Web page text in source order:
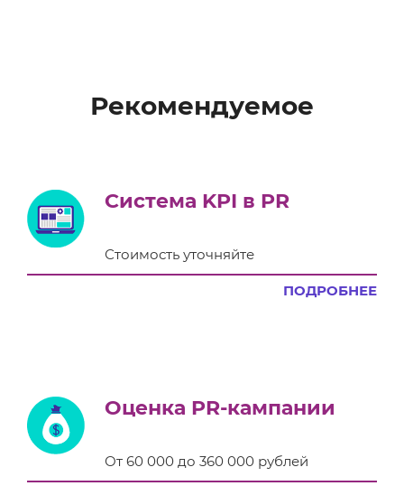
Рекомендуемое
Система KPI в PR
Стоимость уточняйте
ПОДРОБНЕЕ
Оценка PR-кампании
От 60 000 до 360 000 рублей